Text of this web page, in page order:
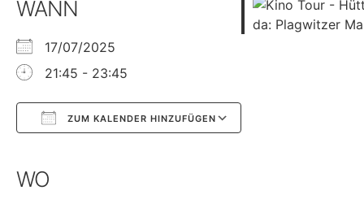
WANN
17/07/2025
21:45 - 23:45
ZUM KALENDER HINZUFÜGEN
WO